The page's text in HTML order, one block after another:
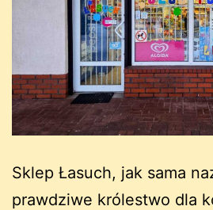
Sklep Łasuch, jak sama
prawdziwe królestwo dla